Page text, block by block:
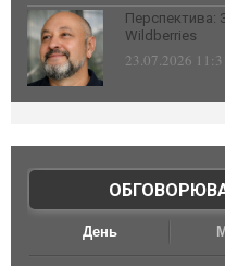
Перспектива:
Wildberries
23.07.2026
День